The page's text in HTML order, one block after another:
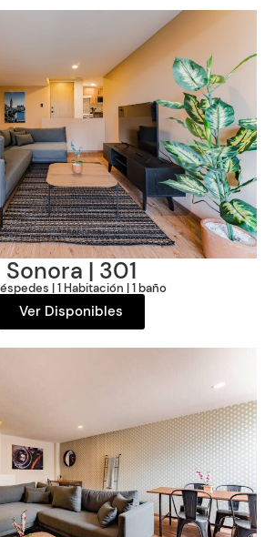
Sonora | 301
| 1 Habitación | 1 baño
Ver Disponibles